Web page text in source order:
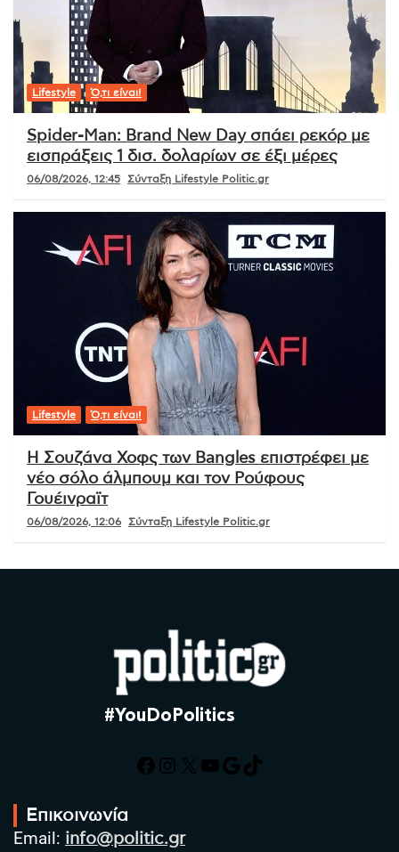
Lifestyle Ό,τι είναι!
Spider-Man: Brand New Day σπάει ρεκόρ με
εισπράξεις 1 δισ. δολαρίων σε έξι μέρες
06/08/2026, 12:45 Σύνταξη Lifestyle Politic.gr
Lifestyle Ό,τι είναι!
Η Σουζάνα Χοφς των Bangles επιστρέφει με
νέο σόλο άλμπουμ και τον Ρούφους
Γουέινραϊτ
06/08/2026, 12:06 Σύνταξη Lifestyle Politic.gr
#YouDoPolitics
Facebook
Instagram
X YouTube
Google
TikTok
Επικοινωνία
Email: info@politic.gr